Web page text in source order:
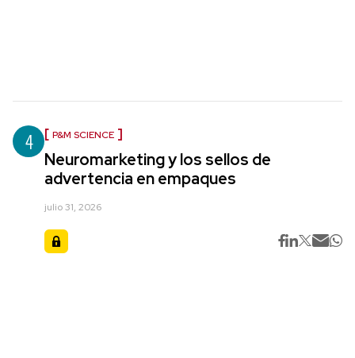
4 P&M SCIENCE
Neuromarketing y los sellos de
advertencia en empaques
julio 31, 2026